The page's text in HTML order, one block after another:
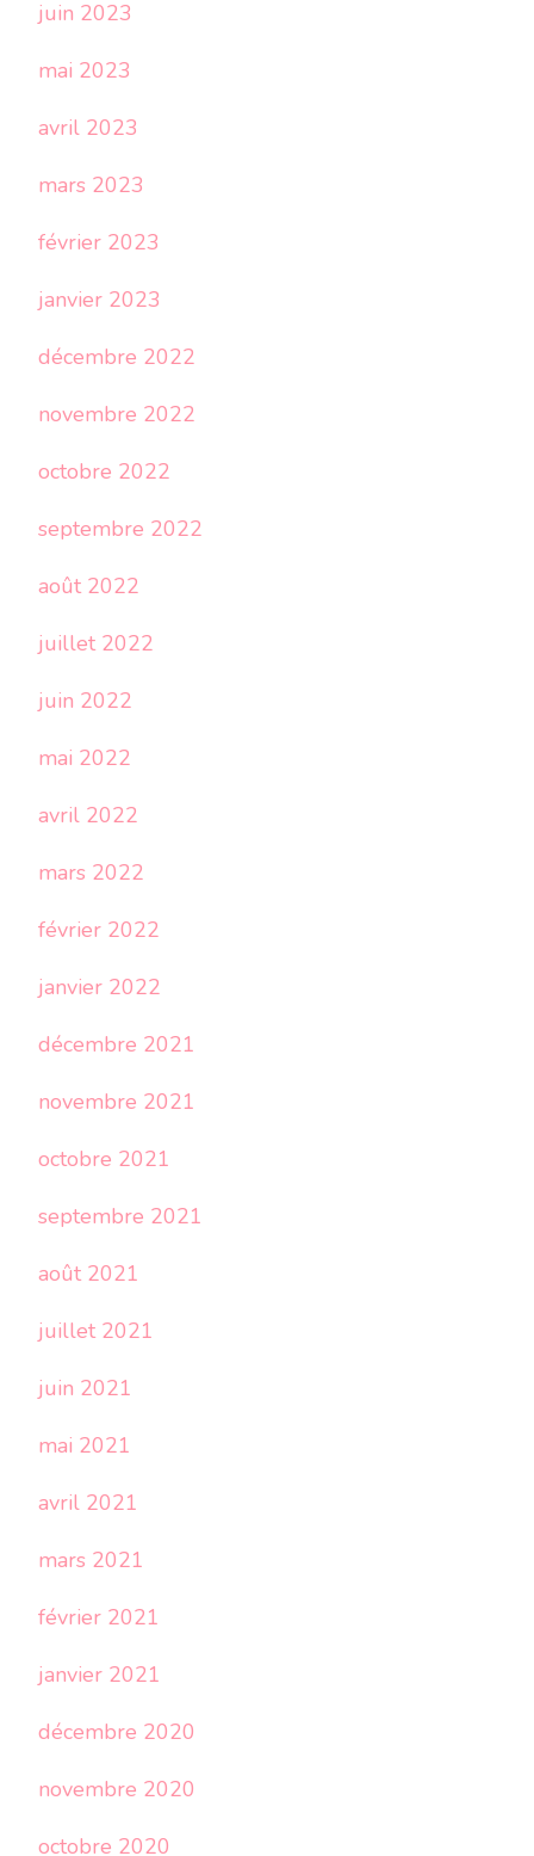
juin 2023
mai 2023
avril 2023
mars 2023
février 2023
janvier 2023
décembre 2022
novembre 2022
octobre 2022
septembre 2022
août 2022
juillet 2022
juin 2022
mai 2022
avril 2022
mars 2022
février 2022
janvier 2022
décembre 2021
novembre 2021
octobre 2021
septembre 2021
août 2021
juillet 2021
juin 2021
mai 2021
avril 2021
mars 2021
février 2021
janvier 2021
décembre 2020
novembre 2020
octobre 2020